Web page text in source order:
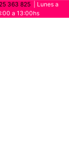
363 825| Lunes a
a 13:00hs